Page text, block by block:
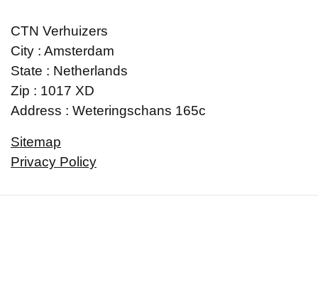
CTN Verhuizers
City : Amsterdam
State : Netherlands
Zip : 1017 XD
Address : Weteringschans 165c
Sitemap
Privacy Policy